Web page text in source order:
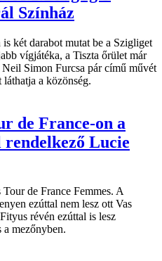
Színház
két darabot mutat be a Szigliget
vígjátéka, a Tiszta őrület már
Simon Furcsa pár című művét
a közönség.
de France-on a
Lucie
de France Femmes. A
ezúttal nem lesz ott Vas
révén ezúttal is lesz
mezőnyben.